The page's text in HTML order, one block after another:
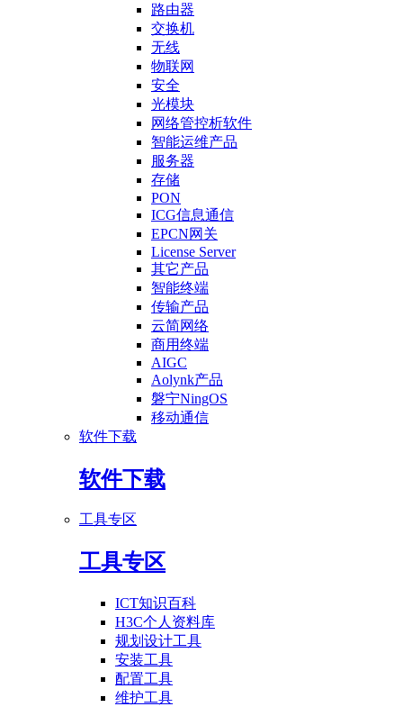
路由器
交换机
无线
物联网
安全
光模块
网络管控析软件
智能运维产品
服务器
存储
PON
ICG信息通信
EPCN网关
License Server
其它产品
智能终端
传输产品
云简网络
商用终端
AIGC
Aolynk产品
磐宁NingOS
移动通信
软件下载
软件下载
工具专区
工具专区
ICT知识百科
H3C个人资料库
规划设计工具
安装工具
配置工具
维护工具